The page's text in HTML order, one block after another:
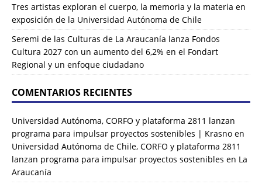
Tres artistas exploran el cuerpo, la memoria y la materia en
exposición de la Universidad Autónoma de Chile
Seremi de las Culturas de La Araucanía lanza Fondos
Cultura 2027 con un aumento del 6,2% en el Fondart
Regional y un enfoque ciudadano
COMENTARIOS RECIENTES
Universidad Autónoma, CORFO y plataforma 2811 lanzan
programa para impulsar proyectos sostenibles | Krasno en
Universidad Autónoma de Chile, CORFO y plataforma 2811
lanzan programa para impulsar proyectos sostenibles en La
Araucanía